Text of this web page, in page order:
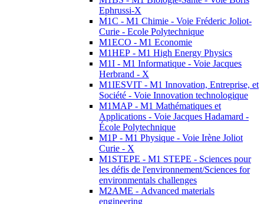
Ephrussi-X
M1C - M1 Chimie - Voie Fréderic Joliot-
Curie - Ecole Polytechnique
M1ECO - M1 Economie
M1HEP - M1 High Energy Physics
M1I - M1 Informatique - Voie Jacques
Herbrand - X
M1IESVIT - M1 Innovation, Entreprise, et
Société - Voie Innovation technologique
M1MAP - M1 Mathématiques et
Applications - Voie Jacques Hadamard -
École Polytechnique
M1P - M1 Physique - Voie Irène Joliot
Curie - X
M1STEPE - M1 STEPE - Sciences pour
les défis de l'environnement/Sciences for
environmentals challenges
M2AME - Advanced materials
engineering